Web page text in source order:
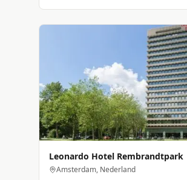
Leonardo Hotel Rembrandtpark
Amsterdam, Nederland